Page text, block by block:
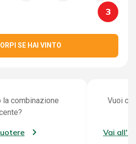
3
SE HAI VINTO
la combinazione
Vuoi
Vai